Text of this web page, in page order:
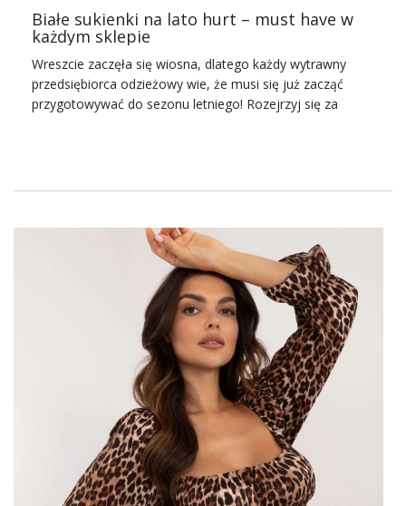
długość mini, odkryte plecy oraz boho ażury!
Te wszystkie trendy oferuje Wam w jednym miejscu …
Białe sukienki na lato hurt – must have w
każdym sklepie
Wreszcie zaczęła się wiosna, dlatego każdy wytrawny
przedsiębiorca odzieżowy wie, że musi się już zacząć
przygotowywać do sezonu letniego! Rozejrzyj się za
Zwiewna biała sukienka
symbolem letniego sezonu!
z bawełny od lat jest uznawana za
niezwykle dziewczęcy symbol letnich stylizacji damskich!
Nie da się ukryć, że taki model wygląda naprawdę
przewiewnie i do tego romantycznie, więc nic dziwnego,
że dziewczyny tak za nim szaleją. Wyjść na dwór w
modnej białej sukience po prostu trzeba, dlatego masz
pewność, że kupując do sklepu ten element garderoby
skutecznie przyciągniesz nim klientki.
Skąd się wziął fenomen tego modelu i dlaczego
sukienki na lato hurt
online stały się tak bardzo
popularne? Naszym zdaniem ich sukces leży głównie w ich